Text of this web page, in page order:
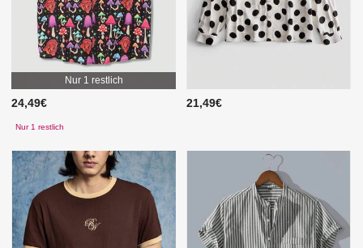
Nur 1 restlich
24,49€
Nur 1 restlich
21,49€